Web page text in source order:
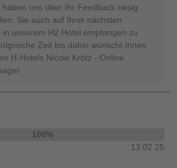
haben uns über Ihr Feedback riesig
Sie auch auf Ihrer nächsten
in unserem H2 Hotel empfangen zu
Zeit bis dahin wünscht Ihnen
H-Hotels Nicole Krötz - Online
100%
13.02.25